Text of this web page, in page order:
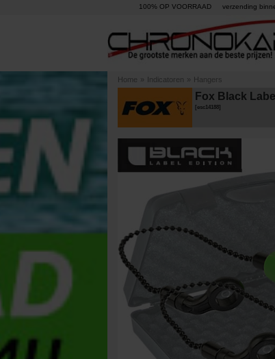
100% OP VOORRAAD verzending
Home » Indicatoren » Hangers
Fox Black
esc14188]